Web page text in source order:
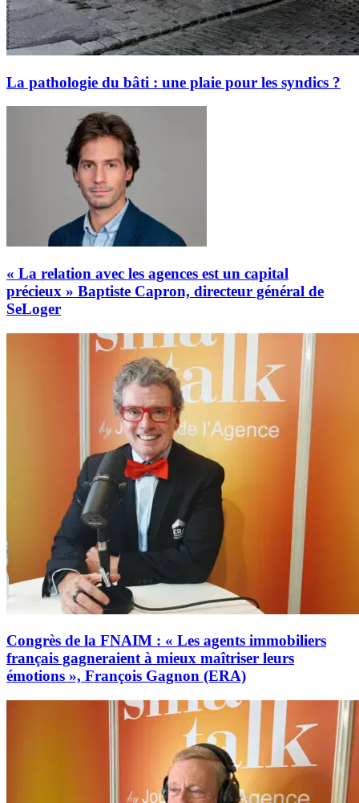
La pathologie du bâti : une plaie pour les syndics ?
« La relation avec les agences est un capital
précieux » Baptiste Capron, directeur général de
SeLoger
Congrès de la FNAIM : « Les agents immobiliers
français gagneraient à mieux maîtriser leurs
émotions », François Gagnon (ERA)